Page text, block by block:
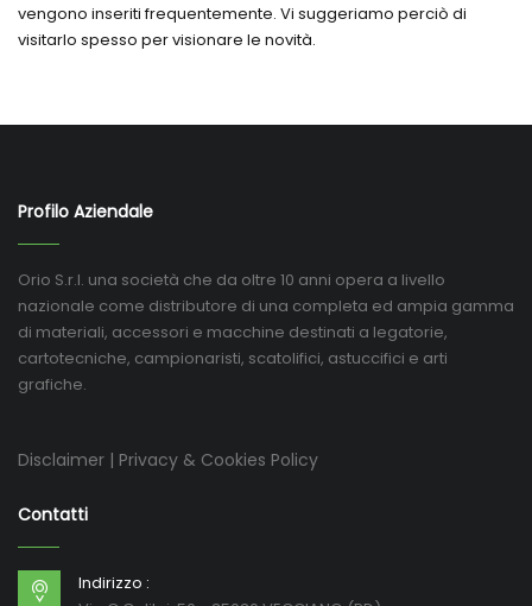
vengono inseriti frequentemente. Vi suggeriamo perciò di
visitarlo spesso per visionare le novità.
Profilo Aziendale
Orio S.r.l. una società che da oltre 10 anni opera a livello
nazionale come distributore di una completa ed ampia gamma
di materiali, accessori e macchine destinati a legatorie,
cartotecniche, campionaristi, scatolifici, astuccifici e arti
grafiche.
Disclaimer | Privacy & Cookies Policy
Contatti
Indirizzo :